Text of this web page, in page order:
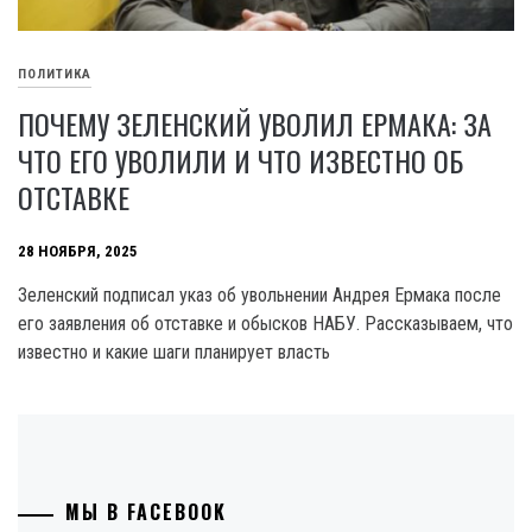
ПОЛИТИКА
ПОЧЕМУ ЗЕЛЕНСКИЙ УВОЛИЛ ЕРМАКА: ЗА
ЧТО ЕГО УВОЛИЛИ И ЧТО ИЗВЕСТНО ОБ
ОТСТАВКЕ
28 НОЯБРЯ, 2025
Зеленский подписал указ об увольнении Андрея Ермака после
его заявления об отставке и обысков НАБУ. Рассказываем, что
известно и какие шаги планирует власть
МЫ В FACEBOOK